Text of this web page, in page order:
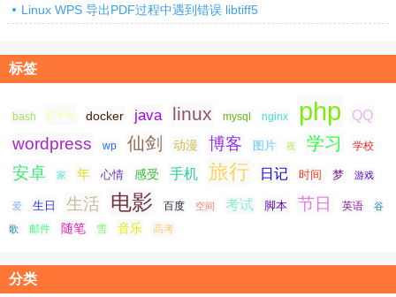
Linux WPS 导出PDF过程中遇到错误 libtiff5
标签
bash c++ docker java linux mysql nginx php QQ
wordpress wp 仙剑 动漫 博客 图片 夜 学习 学校
安卓 家 年 心情 感受 手机 旅行 日记 时间 梦 游戏
爱 生日 生活 电影 百度 空间 考试 脚本 节日 英语 谷
歌 邮件 随笔 雪 音乐 高考
分类